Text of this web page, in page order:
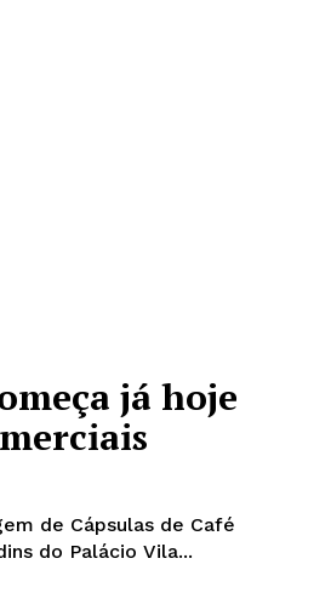
já hoje
de Cápsulas de Café
do Palácio Vila...